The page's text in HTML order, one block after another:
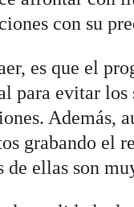
con su
es que el
para evitar
Además,
grabando el
ellas son